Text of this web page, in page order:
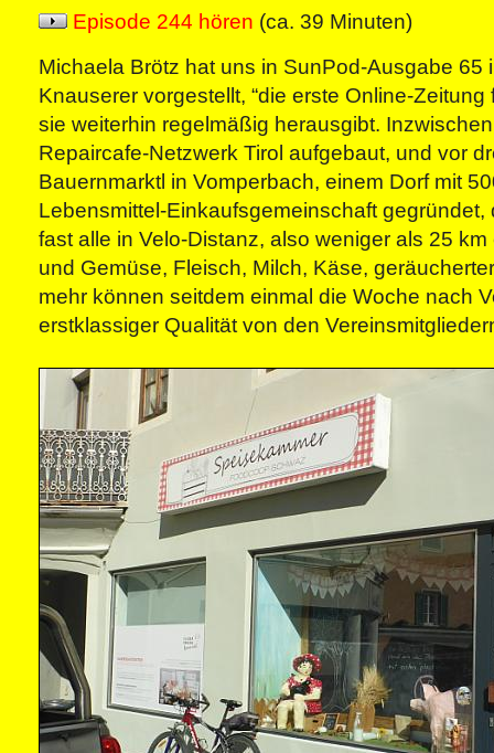
Episode 244 hören (ca. 39 Minuten)
Michaela Brötz hat uns in SunPod-Ausgabe 65
Knauserer vorgestellt, “die erste Online-Zeitung
sie weiterhin regelmäßig herausgibt.
Repaircafe-Netzwerk Tirol aufgebaut, und vor
Bauernmarktl in Vomperbach, einem Dorf mit
Lebensmittel-Einkaufsgemeinschaft gegründet,
fast alle in Velo-Distanz, also weniger als 25
und Gemüse, Fleisch, Milch, Käse,
mehr können seitdem einmal die Woche nach
erstklassiger Qualität von den